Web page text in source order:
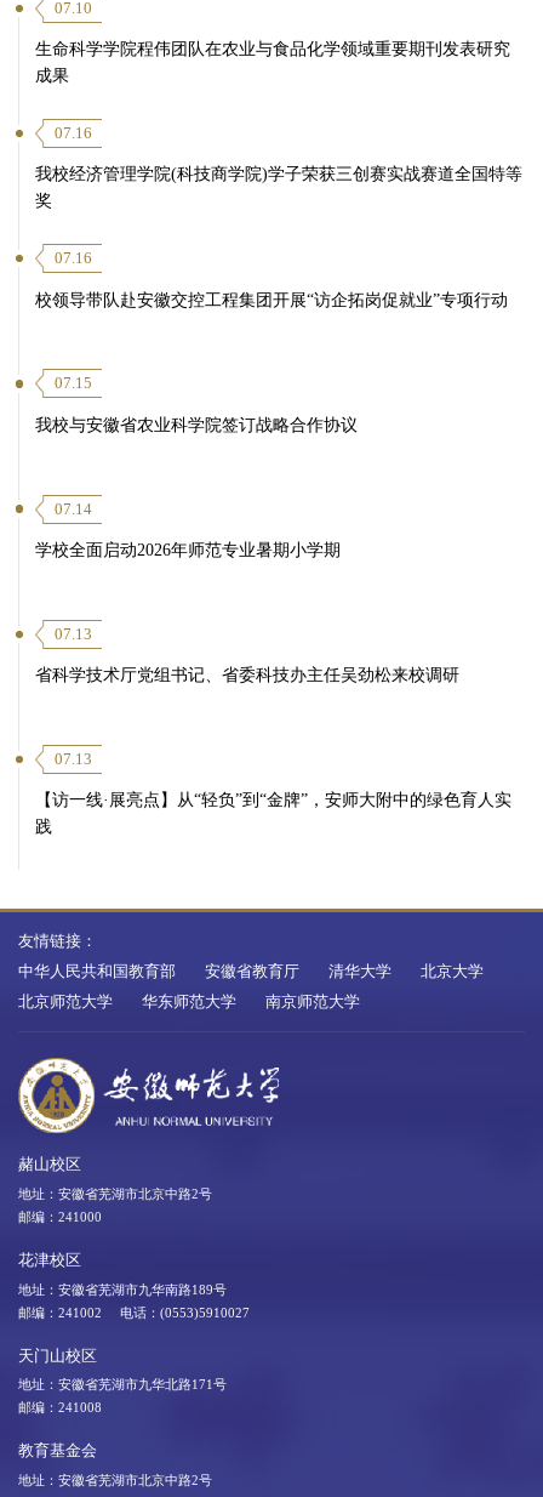
07.10
生命科学学院程伟团队在农业与食品化学领域重要期刊发表研究
成果
07.16
我校经济管理学院(科技商学院)学子荣获三创赛实战赛道全国特等
奖
07.16
校领导带队赴安徽交控工程集团开展“访企拓岗促就业”专项行动
07.15
我校与安徽省农业科学院签订战略合作协议
07.14
学校全面启动2026年师范专业暑期小学期
07.13
省科学技术厅党组书记、省委科技办主任吴劲松来校调研
07.13
【访一线·展亮点】从“轻负”到“金牌”，安师大附中的绿色育人实
践
友情链接：
中华人民共和国教育部
安徽省教育厅 清华大学
北京大学
北京师范大学
华东师范大学 南京师范大学
赭山校区
地址：安徽省芜湖市北京中路2号
邮编：241000
花津校区
地址：安徽省芜湖市九华南路189号
邮编：241002 电话：(0553)5910027
天门山校区
地址：安徽省芜湖市九华北路171号
邮编：241008
教育基金会
地址：安徽省芜湖市北京中路2号